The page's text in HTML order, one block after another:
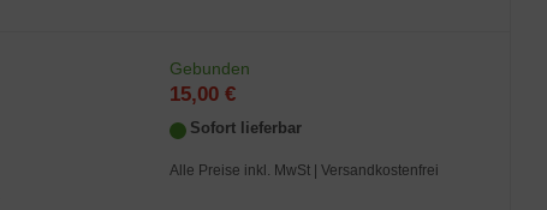
Gebunden
15,00 €
Sofort lieferbar
Alle Preise inkl. MwSt | Versandkostenfrei